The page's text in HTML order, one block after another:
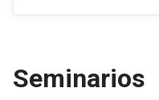
Seminarios